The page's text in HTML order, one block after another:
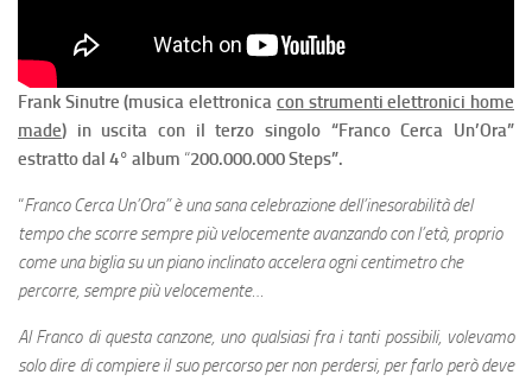
Frank Sinutre (musica elettronica con strumenti elettronici home
made) in uscita con il terzo singolo “Franco Cerca Un’Ora”
estratto dal 4° album “200.000.000 Steps”.
“Franco Cerca Un’Ora” è una sana celebrazione dell’inesorabilità del
tempo che scorre sempre più velocemente avanzando con l’età, proprio
come una biglia su un piano inclinato accelera ogni centimetro che
percorre, sempre più velocemente…
Al Franco di questa canzone, uno qualsiasi fra i tanti possibili, volevamo
solo dire di compiere il suo percorso per non perdersi, per farlo però deve